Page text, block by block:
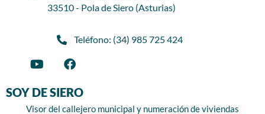
33510 - Pola de Siero (Asturias)
Teléfono: (34) 985 725 424
SOY DE SIERO
Visor del callejero municipal y numeración de viviendas